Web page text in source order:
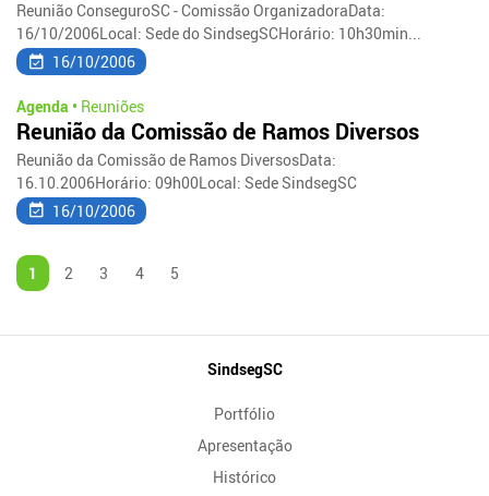
Reunião ConseguroSC - Comissão OrganizadoraData:
16/10/2006Local: Sede do SindsegSCHorário: 10h30min...
16/10/2006
Agenda • Reuniões
Reunião da Comissão de Ramos Diversos
Reunião da Comissão de Ramos DiversosData:
16.10.2006Horário: 09h00Local: Sede SindsegSC
16/10/2006
1 2 3 4 5
SindsegSC
Portfólio
Apresentação
Histórico